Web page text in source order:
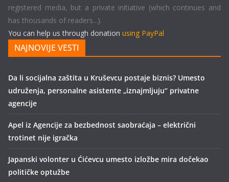
registered media, but a private initiative (which continues and
has thousands of readers...).
You can help us through donation using PayPal
NAJNOVIJE VESTI
Da li socijalna zaštita u Kruševcu postaje biznis? Umesto
udruženja, personalne asistente „iznajmljuju“ privatne
agencije
Apel iz Agencije za bezbednost saobraćaja – električni
trotinet nije igračka
Japanski volonter u Ćićevcu umesto izložbe mira dočekao
političke optužbe